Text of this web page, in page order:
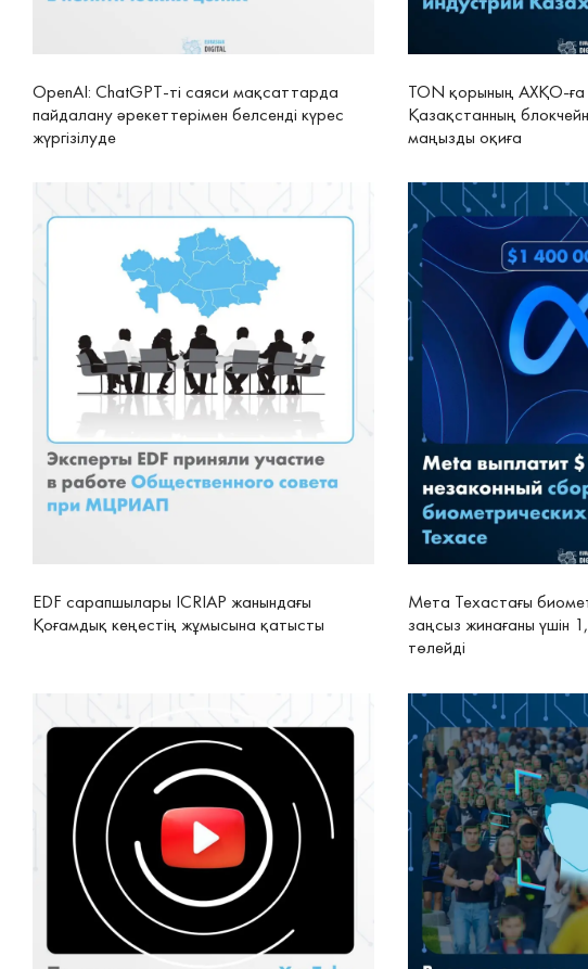
OpenAI: ChatGPT-ті саяси мақсаттарда
пайдалану әрекеттерімен белсенді күрес
жүргізілуде
TON қорының АХҚО-ға
Қазақстанның
маңызды оқиға
EDF сарапшылары ICRIAP жанындағы
Қоғамдық кеңестің жұмысына қатысты
Мета Техастағы
заңсыз жинағаны үшін
төлейді